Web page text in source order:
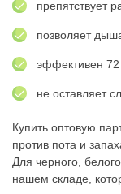
препятствует
позволяет
эффективен 72
не оставляет
Купить оптовую
против пота и
Для черного,
нашем складе,